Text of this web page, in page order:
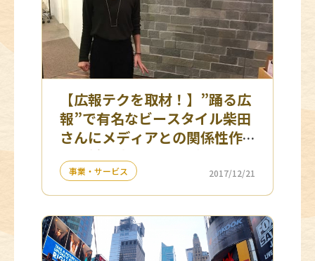
【広報テクを取材！】”踊る広
報”で有名なビースタイル柴田
さんにメディアとの関係性作
り＆働き方をインタビュー
事業・サービス 2017/12/21